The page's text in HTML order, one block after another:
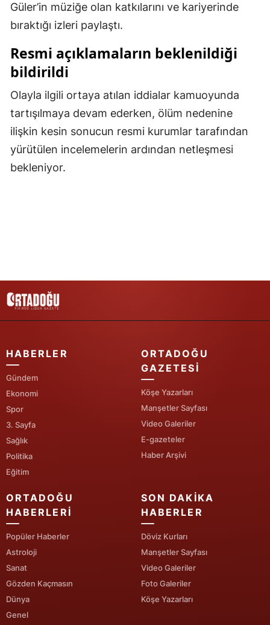
Tunceli
Uşak
Yozgat
Zonguldak
Aksaray
Şırnak
Iğdır
Yalova
Karabük
Osmaniye
Güler’in müziğe olan katkılarını ve kariyerinde
bıraktığı izleri paylaştı.
Resmi açıklamaların beklenildiği
bildirildi
Olayla ilgili ortaya atılan iddialar kamuoyunda
tartışılmaya devam ederken, ölüm nedenine
ilişkin kesin sonucun resmi kurumlar tarafından
yürütülen incelemelerin ardından netleşmesi
bekleniyor.
HABERLER
Gündem
Ekonomi
Spor
3. Sayfa
Sağlık
Politika
Eğitim
ORTADOĞU
GAZETESI
Köşe Yazarları
Manşetler Sayfası
Video Galeriler
E-gazeteler
Haber Arşivi
ORTADOĞU
HABERLERI
Popüler Haberler
Astroloji
Sanat
Gözden Kaçmasın
Dünya
Genel
SON DAKIKA
HABERLER
Döviz Kurları
Manşetler Sayfası
Video Galeriler
Foto Galeriler
Köşe Yazarları